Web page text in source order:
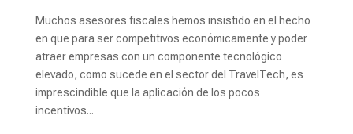
Muchos asesores fiscales hemos insistido en el hecho
en que para ser competitivos económicamente y poder
atraer empresas con un componente tecnológico
elevado, como sucede en el sector del TravelTech, es
imprescindible que la aplicación de los pocos
incentivos...